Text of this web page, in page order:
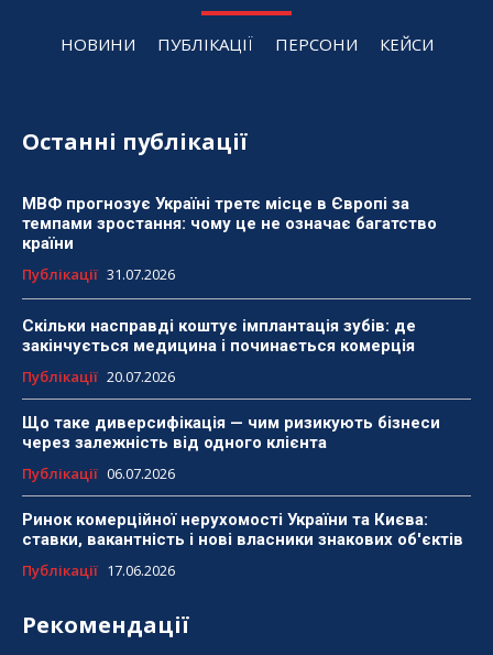
НОВИНИ ПУБЛІКАЦІЇ ПЕРСОНИ КЕЙСИ
Останні публікації
МВФ прогнозує Україні третє місце в Європі за
темпами зростання: чому це не означає багатство
країни
Публікації 31.07.2026
Скільки насправді коштує імплантація зубів: де
закінчується медицина і починається комерція
Публікації 20.07.2026
Що таке диверсифікація — чим ризикують бізнеси
через залежність від одного клієнта
Публікації 06.07.2026
Ринок комерційної нерухомості України та Києва:
ставки, вакантність і нові власники знакових об'єктів
Публікації 17.06.2026
Рекомендації